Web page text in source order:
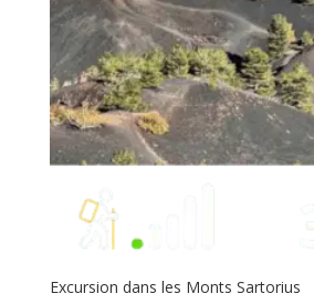
Excursion dans les Monts Sartorius